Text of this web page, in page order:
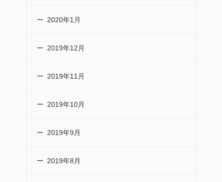
2020年1月
2019年12月
2019年11月
2019年10月
2019年9月
2019年8月